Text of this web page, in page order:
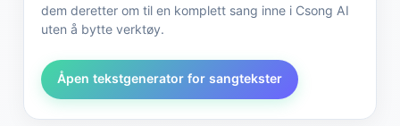
dem deretter om til en komplett sang inne i Csong AI
uten å bytte verktøy.
Åpen tekstgenerator for sangtekster